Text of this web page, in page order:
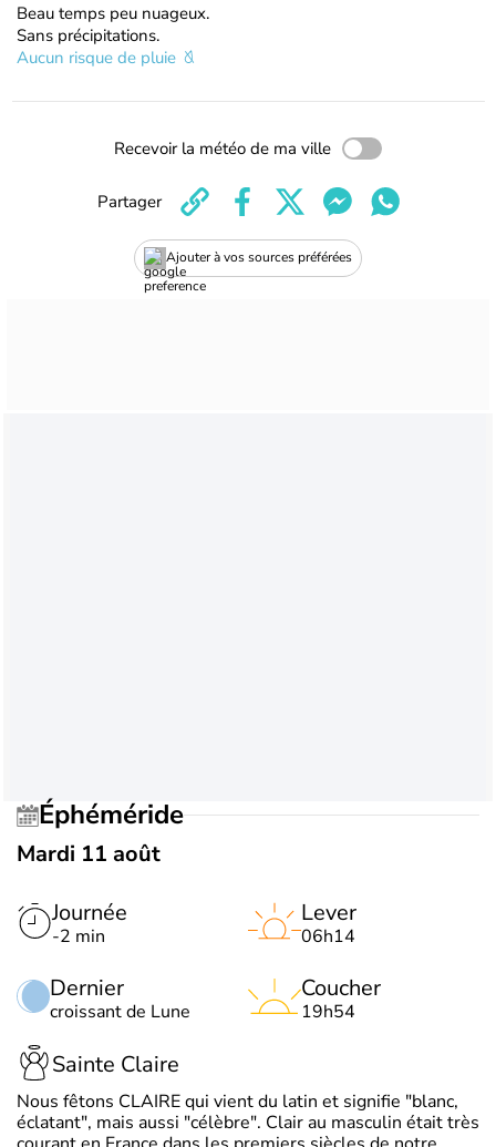
Beau temps peu nuageux.
Sans précipitations.
Aucun risque de pluie
Recevoir la météo de ma ville
Ajouter à vos sources préférées
Partager
Éphéméride
Mardi 11 août
Journée
-2 min
Dernier
croissant de Lune
Lever
06h14
Coucher
19h54
Sainte Claire
Nous fêtons CLAIRE qui vient du latin et signifie "blanc,
éclatant", mais aussi "célèbre". Clair au masculin était très